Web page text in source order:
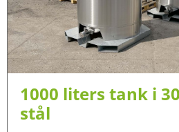
1000 liters tank i
stål